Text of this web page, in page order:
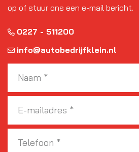
op of stuur ons een e-mail bericht.
0227 - 511200
info@autobedrijfklein.nl